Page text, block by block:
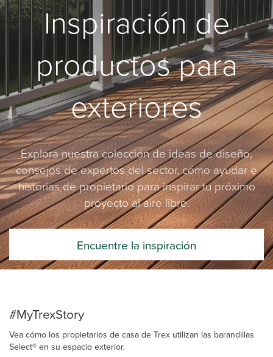
Inspiración de
productos para
exteriores
Explora nuestra colección de ideas de diseño,
consejos de expertos del sector, cómo ayudar e
historias de propietario para inspirar tu próximo
proyecto al aire libre.
Encuentre la inspiración
#MyTrexStory
Vea cómo los propietarios de casa de Trex utilizan las barandillas
Select® en su espacio exterior.